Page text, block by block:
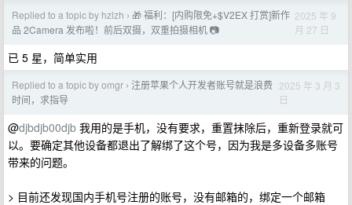
Replied to a topic by hzlzh › 🎁 福利：[内购限免+$V2EX 打赏]新作
品 2Camera 发布啦！前后双摄，双重拍摄相机 📷
2025 年 9
月 27 日
已 5 星，简单实用
Replied to a topic by omgr › 注册苹果个人开发者账号就是浪费
时间，求指导
2025 年 3 月 3
日
@djbdjb00djb 我用的是手机，没有要求，重置抹除后，重新登录就可
以。要确定其他设备都退出了解绑了这个号，因为我是多设备多账号
带来的问题。
> 目前还发现国内手机号注册的账号，没有邮箱的，绑定一个邮箱